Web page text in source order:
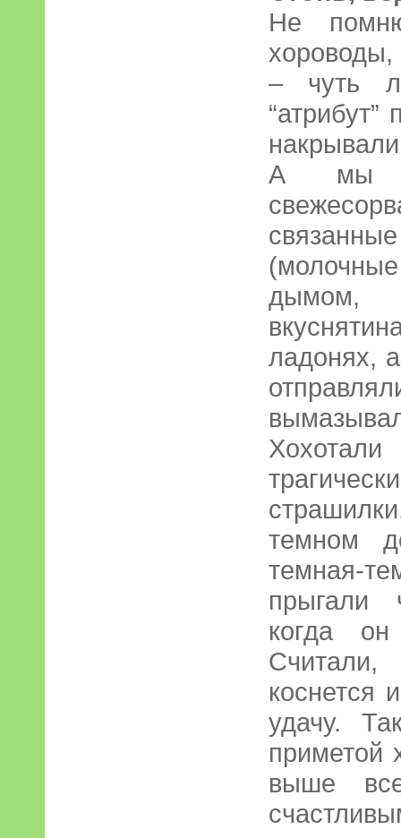
Не
хороводы,
– чуть
А мы
ладонях,
темном
темная-
прыгали
когда
коснется
удачу.
приметой
выше